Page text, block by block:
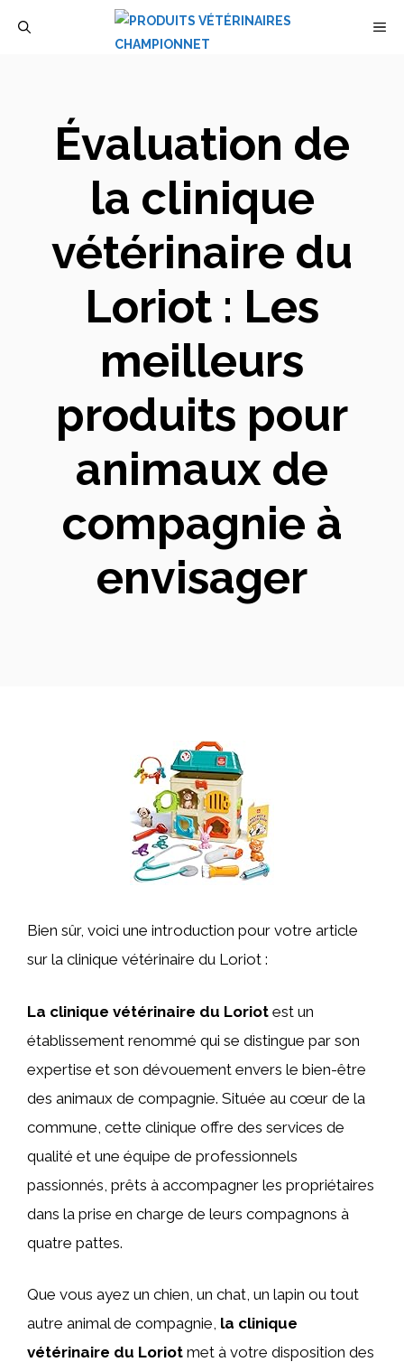
Évaluation de
la clinique
vétérinaire du
Loriot : Les
meilleurs
produits pour
animaux de
compagnie à
envisager
Bien sûr, voici une introduction pour votre article
sur la clinique vétérinaire du Loriot :
La clinique vétérinaire du Loriot est un
établissement renommé qui se distingue par son
expertise et son dévouement envers le bien-être
des animaux de compagnie. Située au cœur de la
commune, cette clinique offre des services de
qualité et une équipe de professionnels
passionnés, prêts à accompagner les propriétaires
dans la prise en charge de leurs compagnons à
quatre pattes.
Que vous ayez un chien, un chat, un lapin ou tout
autre animal de compagnie, la clinique
vétérinaire du Loriot met à votre disposition des